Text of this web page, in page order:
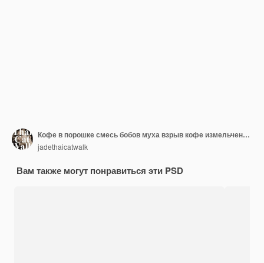
Кофе в порошке смесь бобов муха взрыв кофе измельченный смесь семена плавать взрываться абстрактная облачная муха кофе пыль порошок бобов брызги бросаются в воздух белый фон изолированный высокая скорость затвора замораживание
jadethaicatwalk
Вам также могут понравиться эти PSD